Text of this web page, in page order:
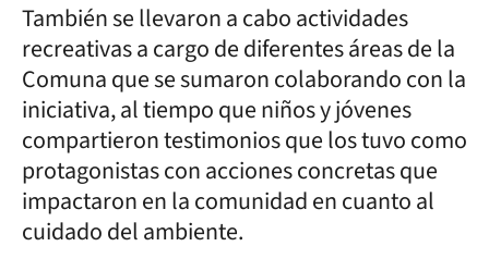
También se llevaron a cabo actividades
recreativas a cargo de diferentes áreas de la
Comuna que se sumaron colaborando con la
iniciativa, al tiempo que niños y jóvenes
compartieron testimonios que los tuvo como
protagonistas con acciones concretas que
impactaron en la comunidad en cuanto al
cuidado del ambiente.